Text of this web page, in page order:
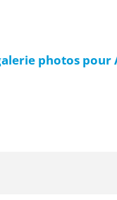
photos pour